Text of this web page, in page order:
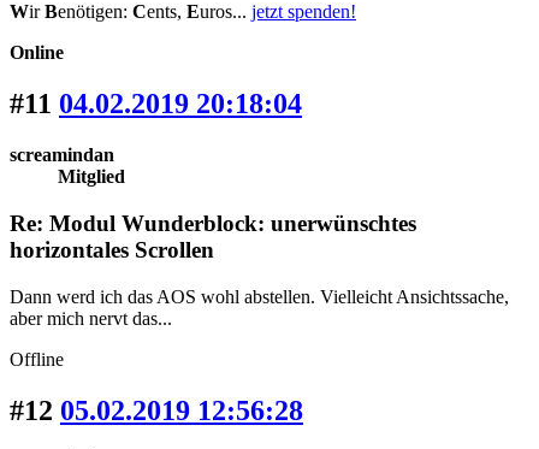
WirBenötigen: Cents, Euros... jetzt spenden!
Online
#11 04.02.2019 20:18:04
screamindan
Mitglied
Re: Modul Wunderblock: unerwünschtes
horizontales Scrollen
Dann werd ich das AOS wohl abstellen. Vielleicht Ansichtssache,
aber mich nervt das...
Offline
#12 05.02.2019 12:56:28